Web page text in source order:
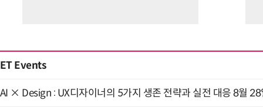
ET Events
AI × Design : UX디자이너의 5가지 생존 전략과 실전 대응 8월